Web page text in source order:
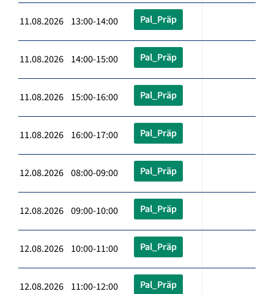
11.08.2026 13:00-14:00 Pal_Präp
11.08.2026 14:00-15:00 Pal_Präp
11.08.2026 15:00-16:00 Pal_Präp
11.08.2026 16:00-17:00 Pal_Präp
12.08.2026 08:00-09:00 Pal_Präp
12.08.2026 09:00-10:00 Pal_Präp
12.08.2026 10:00-11:00 Pal_Präp
12.08.2026 11:00-12:00 Pal_Präp